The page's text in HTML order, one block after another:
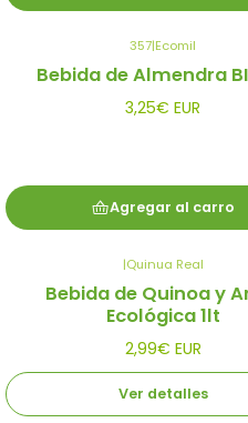
357|Ecomil
Bebida de Almendra
3,25€ EUR
Agregar al carro
|Quinua Real
Bebida de Quinoa y
Ecológica 1lt
2,99€ EUR
Ver detalles